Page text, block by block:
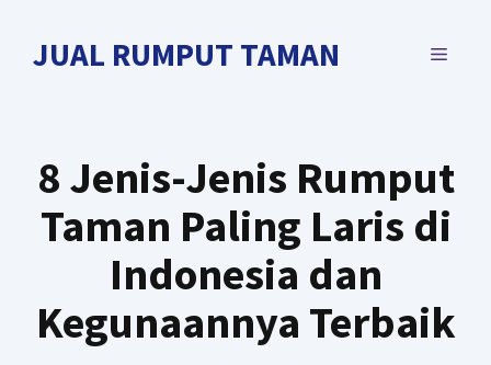
JUAL RUMPUT TAMAN MENU
8 Jenis-Jenis Rumput
Taman Paling Laris di
Indonesia dan
Kegunaannya Terbaik